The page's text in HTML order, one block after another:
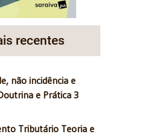
recentes
não incidência e
e Prática 3
Tributário Teoria e